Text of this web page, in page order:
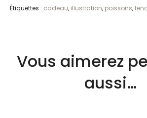
Étiquettes : cadeau, illustration, poissons,
Vous aimerez
aussi…